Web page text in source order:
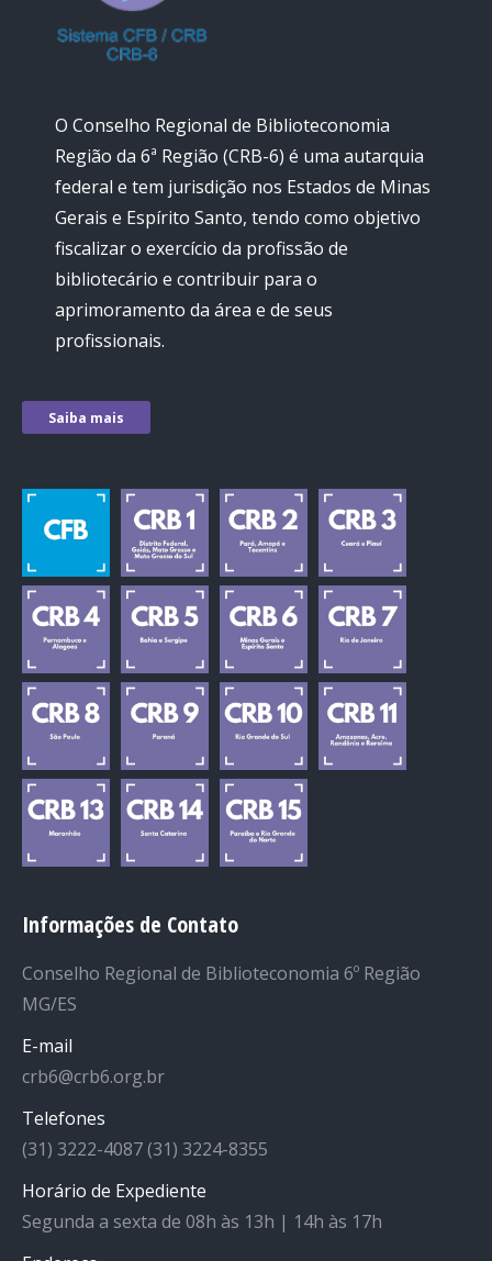
O Conselho Regional de Biblioteconomia
Região da 6ª Região (CRB-6) é uma autarquia
federal e tem jurisdição nos Estados de Minas
Gerais e Espírito Santo, tendo como objetivo
fiscalizar o exercício da profissão de
bibliotecário e contribuir para o
aprimoramento da área e de seus
profissionais.
Saiba mais
Informações de Contato
Conselho Regional de Biblioteconomia 6º Região
MG/ES
E-mail
crb6@crb6.org.br
Telefones
(31) 3222-4087 (31) 3224-8355
Horário de Expediente
Segunda a sexta de 08h às 13h | 14h às 17h